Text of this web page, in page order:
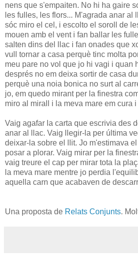
nens que s'empaiten. No hi ha gaire
les fulles, les flors... M'agrada anar al
sóc miro el cel, i escolto el soroll de
mouen amb el vent i fan ballar les
salten dins del llac i fan onades que
vull tornar a casa perquè tinc molta
meu pare no vol que jo hi vagi i quan
després no em deixa sortir de casa
perquè una noia bonica no surt al
jo, em quedo mirant per la finestra
miro al mirall i la meva mare em cura
Vaig agafar la carta que escrivia des
anar al llac. Vaig llegir-la per última
deixar-la sobre el llit. Jo m'estimava
posar a plorar. Vaig mirar per la
vaig treure el cap per mirar tota la
la meva mare mentre jo perdia
aquella carn que acabaven de
Una proposta de Relats Conjunts.